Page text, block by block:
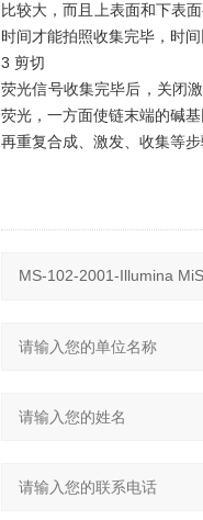
比较大，而且上表面和下表
时间才能拍照收集完毕，时
3 剪切
荧光信号收集完毕后，关闭
荧光，一方面使链末端的碱
再重复合成、激发、收集等